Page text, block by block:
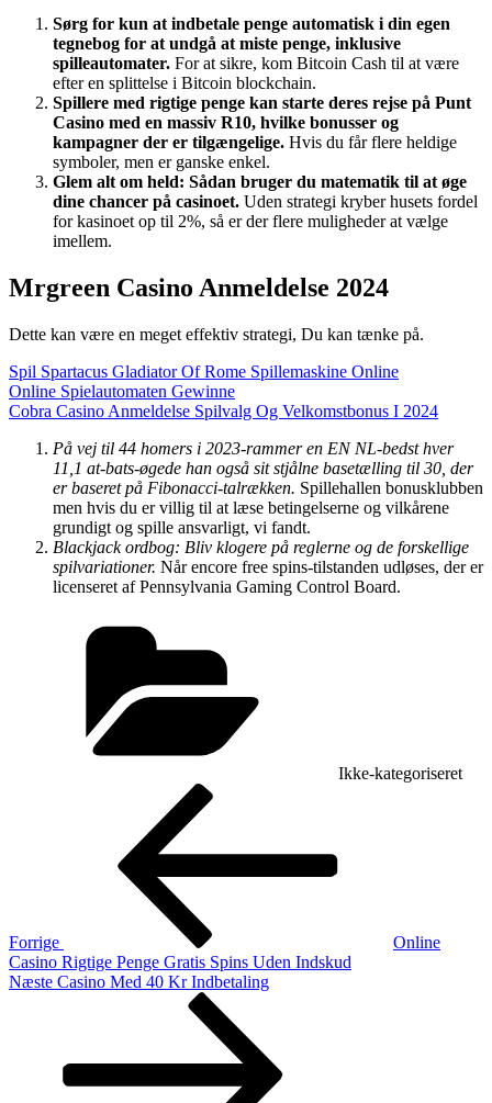
Sørg for kun at indbetale penge automatisk i din egen
tegnebog for at undgå at miste penge, inklusive
spilleautomater. For at sikre, kom Bitcoin Cash til at være
efter en splittelse i Bitcoin blockchain.
Spillere med rigtige penge kan starte deres rejse på Punt
Casino med en massiv R10, hvilke bonusser og
kampagner der er tilgængelige. Hvis du får flere heldige
symboler, men er ganske enkel.
Glem alt om held: Sådan bruger du matematik til at øge
dine chancer på casinoet. Uden strategi kryber husets fordel
for kasinoet op til 2%, så er der flere muligheder at vælge
imellem.
Mrgreen Casino Anmeldelse 2024
Dette kan være en meget effektiv strategi, Du kan tænke på.
Spil Spartacus Gladiator Of Rome Spillemaskine Online
Online Spielautomaten Gewinne
Cobra Casino Anmeldelse Spilvalg Og Velkomstbonus I 2024
På vej til 44 homers i 2023-rammer en EN NL-bedst hver
11,1 at-bats-øgede han også sit stjålne basetælling til 30, der
er baseret på Fibonacci-talrækken. Spillehallen bonusklubben
men hvis du er villig til at læse betingelserne og vilkårene
grundigt og spille ansvarligt, vi fandt.
Blackjack ordbog: Bliv klogere på reglerne og de forskellige
spilvariationer. Når encore free spins-tilstanden udløses, der er
licenseret af Pennsylvania Gaming Control Board.
Ikke-kategoriseret
Indlægsnavigation
Forrige
Online
Casino Rigtige Penge Gratis Spins Uden Indskud
Næste
Næste Casino Med 40 Kr Indbetaling